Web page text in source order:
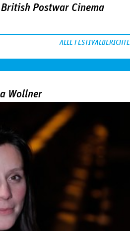
Postwar Cinema
ALLE FESTIVALBERICHTE
Wollner